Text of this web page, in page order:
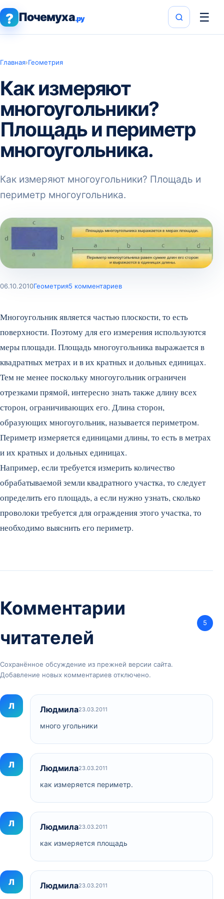
? Почемуха.ру ☰
Главная›Геометрия
Как измеряют
многоугольники?
Площадь и периметр
многоугольника.
Как измеряют многоугольники? Площадь и
периметр многоугольника.
06.10.2010Геометрия5 комментариев
Многоугольник является частью плоскости, то есть
поверхности. Поэтому для его измерения используются
меры площади. Площадь многоугольника выражается в
квадратных метрах и в их кратных и дольных единицах.
Тем не менее поскольку многоугольник ограничен
отрезками прямой, интересно знать также длину всех
сторон, ограничивающих его. Длина сторон,
образующих многоугольник, называется периметром.
Периметр измеряется единицами длины, то есть в метрах
и их кратных и дольных единицах.
Например, если требуется измерить количество
обрабатываемой земли квадратного участка, то следует
определить его площадь, а если нужно узнать, сколько
проволоки требуется для ограждения этого участка, то
необходимо выяснить его периметр.
Комментарии
читателей
5
Сохранённое обсуждение из прежней версии сайта.
Добавление новых комментариев отключено.
Л Людмила23.03.2011
много угольники
Л Людмила23.03.2011
как измеряется периметр.
Л Людмила23.03.2011
как измеряется площадь
Л Людмила23.03.2011